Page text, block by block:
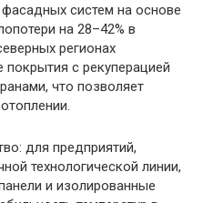
систем на основе
на 28–42% в
регионах
с рекуперацией
что позволяет
для предприятий,
технологической линии,
и изолированные